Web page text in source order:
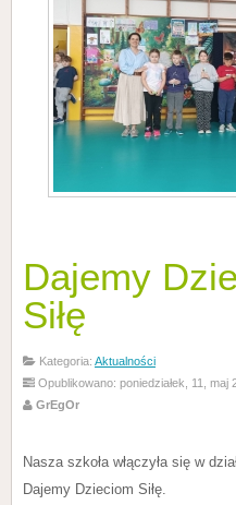
Dajemy
Siłę
Kategoria: Aktualności
Opublikowano: poniedziałek, 11, maj
GrEgOr
Nasza szkoła włączyła się w
Dajemy Dzieciom Siłę.